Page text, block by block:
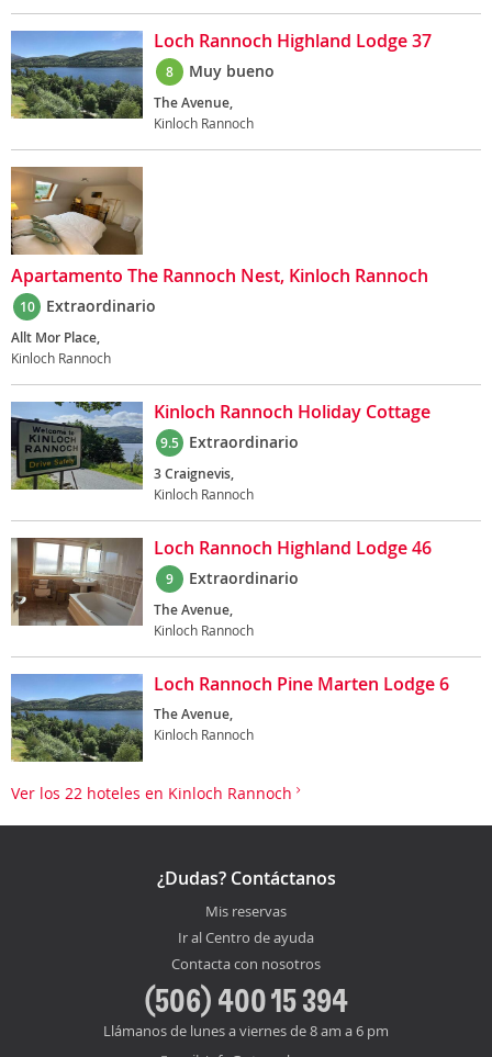
Loch Rannoch Highland Lodge 37
8 Muy bueno
The Avenue,
Kinloch Rannoch
Apartamento The Rannoch Nest, Kinloch Rannoch
10 Extraordinario
Allt Mor Place,
Kinloch Rannoch
Kinloch Rannoch Holiday Cottage
9.5 Extraordinario
3 Craignevis,
Kinloch Rannoch
Loch Rannoch Highland Lodge 46
9 Extraordinario
The Avenue,
Kinloch Rannoch
Loch Rannoch Pine Marten Lodge 6
The Avenue,
Kinloch Rannoch
Ver los 22 hoteles en Kinloch Rannoch
¿Dudas? Contáctanos
Mis reservas
Ir al Centro de ayuda
Contacta con nosotros
(506) 400 15 394
Llámanos de lunes a viernes de 8 am a 6 pm